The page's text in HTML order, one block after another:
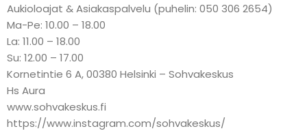
Aukioloajat & Asiakaspalvelu (puhelin: 050 306 2654)
Ma-Pe: 10.00 – 18.00
La: 11.00 – 18.00
Su: 12.00 – 17.00
Kornetintie 6 A, 00380 Helsinki – Sohvakeskus
Hs Aura
www.sohvakeskus.fi
https://www.instagram.com/sohvakeskus/